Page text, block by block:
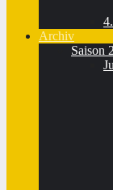
Archiv
Saison